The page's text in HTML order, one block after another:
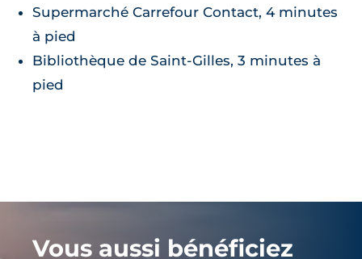
Supermarché Carrefour Contact, 4 minutes
à pied
Bibliothèque de Saint-Gilles, 3 minutes à
pied
Vous aussi bénéficiez